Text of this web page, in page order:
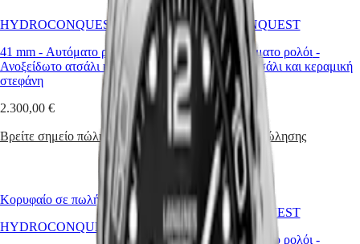
HYDROCONQUEST
HYDROCONQUEST
GMT
Spirit
LONGINES
SPIRIT
LONGINES
SPIRIT
ZULU
LONGINES
SPIRIT
FLYBACK
LONGINES
SPIRIT
Hong
Kong
SAR
(En)
香
特
行
Zh
India
日
HYDROCONQUEST
41 mm - Αυτόματο ρολόι
Ανοξείδωτο ατσάλι και κεραμική
στεφάνη
2.300,00 €
Βρείτε σημείο πώλησης
HYDROCONQUEST
41 mm -Αυτόματο ρολόι -
Ανοξείδωτο ατσάλι και κεραμική
στεφάνη
2.300,00 €
Βρείτε σημείο πώλησης
Κορυφαίο σε πωλήσεις
HYDROCONQUEST
HYDROCONQUEST
43 mm
-Αυτόματο ρολόι -